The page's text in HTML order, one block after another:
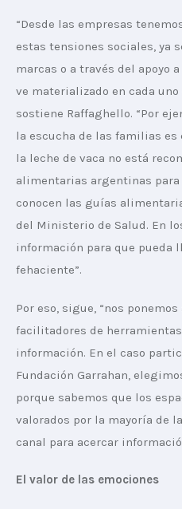
“Desde las empresas
estas tensiones sociales, ya
marcas o a través del apoyo
ve materializado en cada
sostiene Raffaghello. “Por
la escucha de las familias es
la leche de vaca no está
alimentarias argentinas para
conocen las guías
del Ministerio de Salud. En
información para que pueda
fehaciente”.
Por eso, sigue, “nos
facilitadores de herramientas
información. En el caso
Fundación Garrahan,
porque sabemos que los
valorados por la mayoría de
canal para acercar
El valor de las emociones